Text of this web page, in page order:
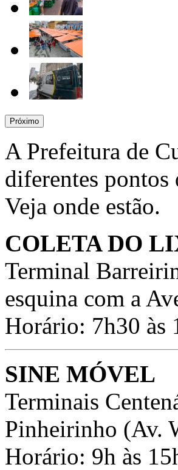
Próximo
A Prefeitura de
diferentes pontos
Veja onde estão.
COLETA DO
Terminal
esquina com a
Horário: 7h30 às
SINE MÓVEL
Terminais
Pinheirinho (Av.
Horário: 9h às